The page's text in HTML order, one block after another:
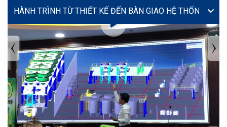
VIDEO
TIN TỨC MỚI NHẤT
Tuyển dụng: Nhân viên KẾ TOÁN